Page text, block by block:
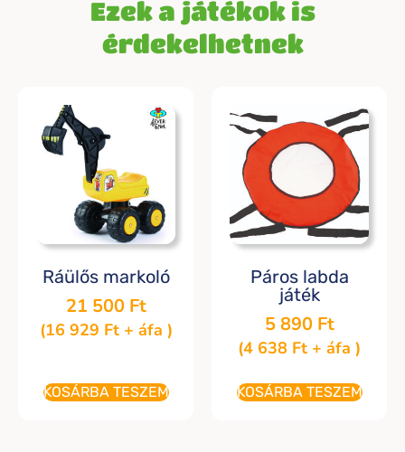
Ezek a játékok is
érdekelhetnek
Ráülős markoló
21 500 Ft
(16 929 Ft+ áfa )
KOSÁRBA TESZEM
Páros labda
játék
5 890 Ft
(4 638 Ft + áfa )
KOSÁRBA TESZEM